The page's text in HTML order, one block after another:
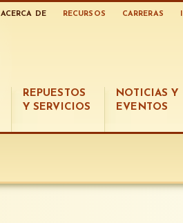
ACERCA DE RECURSOS CARRERAS
REPUESTOS
Y SERVICIOS
NOTICIAS Y
EVENTOS